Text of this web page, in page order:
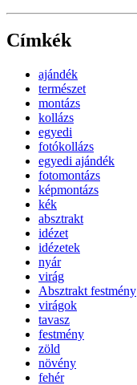
Címkék
ajándék
természet
montázs
kollázs
egyedi
fotókollázs
egyedi ajándék
fotomontázs
képmontázs
kék
absztrakt
idézet
idézetek
nyár
virág
Absztrakt festmény
virágok
tavasz
festmény
zöld
növény
fehér